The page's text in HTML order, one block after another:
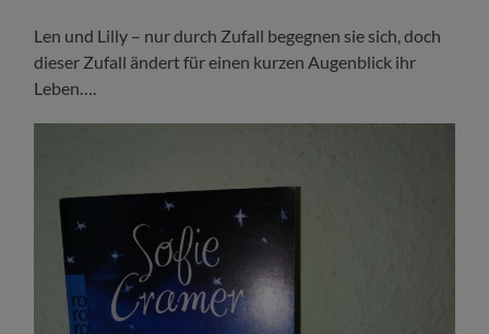
Len und Lilly – nur durch Zufall begegnen sie sich, doch
dieser Zufall ändert für einen kurzen Augenblick ihr
Leben….